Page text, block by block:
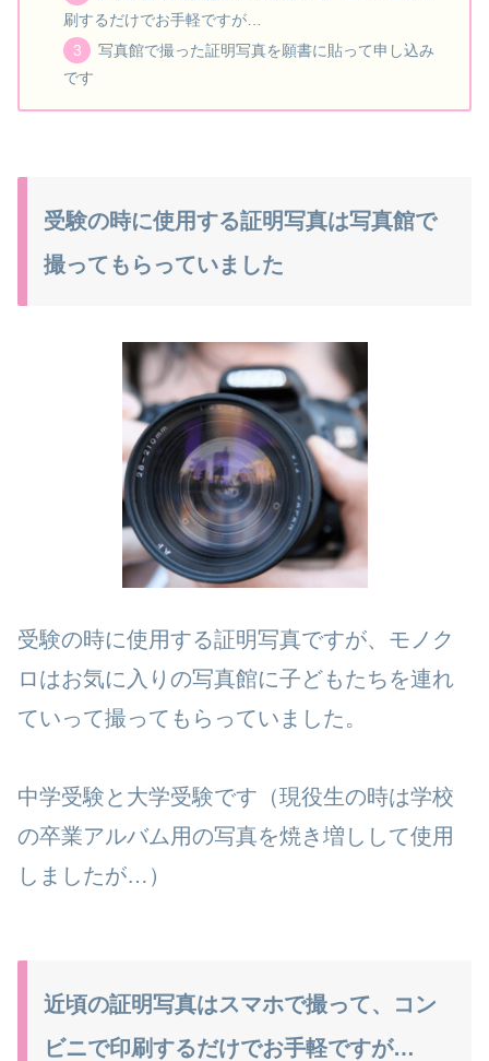
刷するだけでお手軽ですが…
写真館で撮った証明写真を願書に貼って申し込み
です
受験の時に使用する証明写真は写真館で
撮ってもらっていました
受験の時に使用する証明写真ですが、モノク
ロはお気に入りの写真館に子どもたちを連れ
ていって撮ってもらっていました。
中学受験と大学受験です（現役生の時は学校
の卒業アルバム用の写真を焼き増しして使用
しましたが…）
近頃の証明写真はスマホで撮って、コン
ビニで印刷するだけでお手軽ですが…